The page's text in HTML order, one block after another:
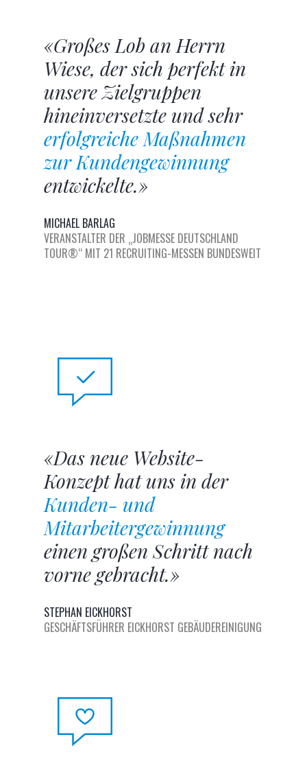
«Großes Lob an Herrn
Wiese, der sich perfekt in
unsere Zielgruppen
hineinversetzte und sehr
erfolgreiche Maßnahmen
zur Kundengewinnung
entwickelte.»
MICHAEL BARLAG
VERANSTALTER DER „JOBMESSE DEUTSCHLAND
TOUR®“ MIT 21 RECRUITING-MESSEN BUNDESWEIT
«Das neue Website-
Konzept hat uns in der
Kunden- und
Mitarbeitergewinnung
einen großen Schritt nach
vorne gebracht.»
STEPHAN EICKHORST
GESCHÄFTSFÜHRER EICKHORST GEBÄUDEREINIGUNG